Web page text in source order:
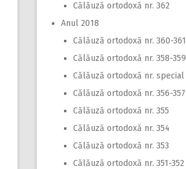
Călăuză ortodoxă nr. 362
Anul 2018
Călăuză ortodoxă nr. 360-361
Călăuză ortodoxă nr. 358-359
Călăuză ortodoxă nr. special
Călăuză ortodoxă nr. 356-357
Călăuză ortodoxă nr. 355
Călăuză ortodoxă nr. 354
Călăuză ortodoxă nr. 353
Călăuză ortodoxă nr. 351-352